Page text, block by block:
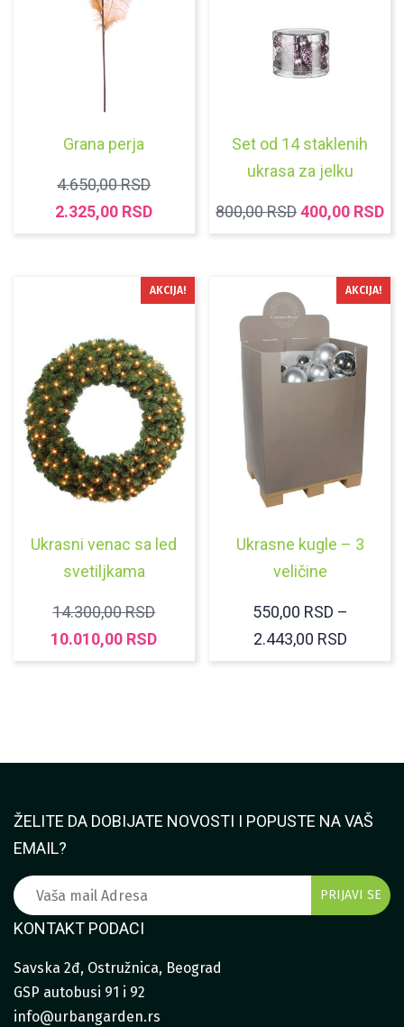
Grana perja
4.650,00RSDORIGINALNA
CENA
4.650,00 RSD.
2.325,00 RSDTRENUTNA
2.325,00 RSD.
Set od 14 staklenih
ukrasa za jelku
800,00RSDORIGINALNA
800,00 RSD.
400,00 RSD
AKCIJA!
Ukrasni venac sa led
svetiljkama
14.300,00RSDORIGINALNA
CENA
10.010,00 RSDTRENUTNA
AKCIJA!
Ukrasne kugle – 3
veličine
550,00 RSD –
2.443,00 RSD
ŽELITE DA DOBIJATE NOVOSTI I POPUSTE NA VAŠ
EMAIL?
KONTAKT PODACI
Savska 2đ, Ostružnica, Beograd
GSP autobusi 91 i 92
info@urbangarden.rs